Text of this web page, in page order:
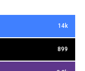
14k
899